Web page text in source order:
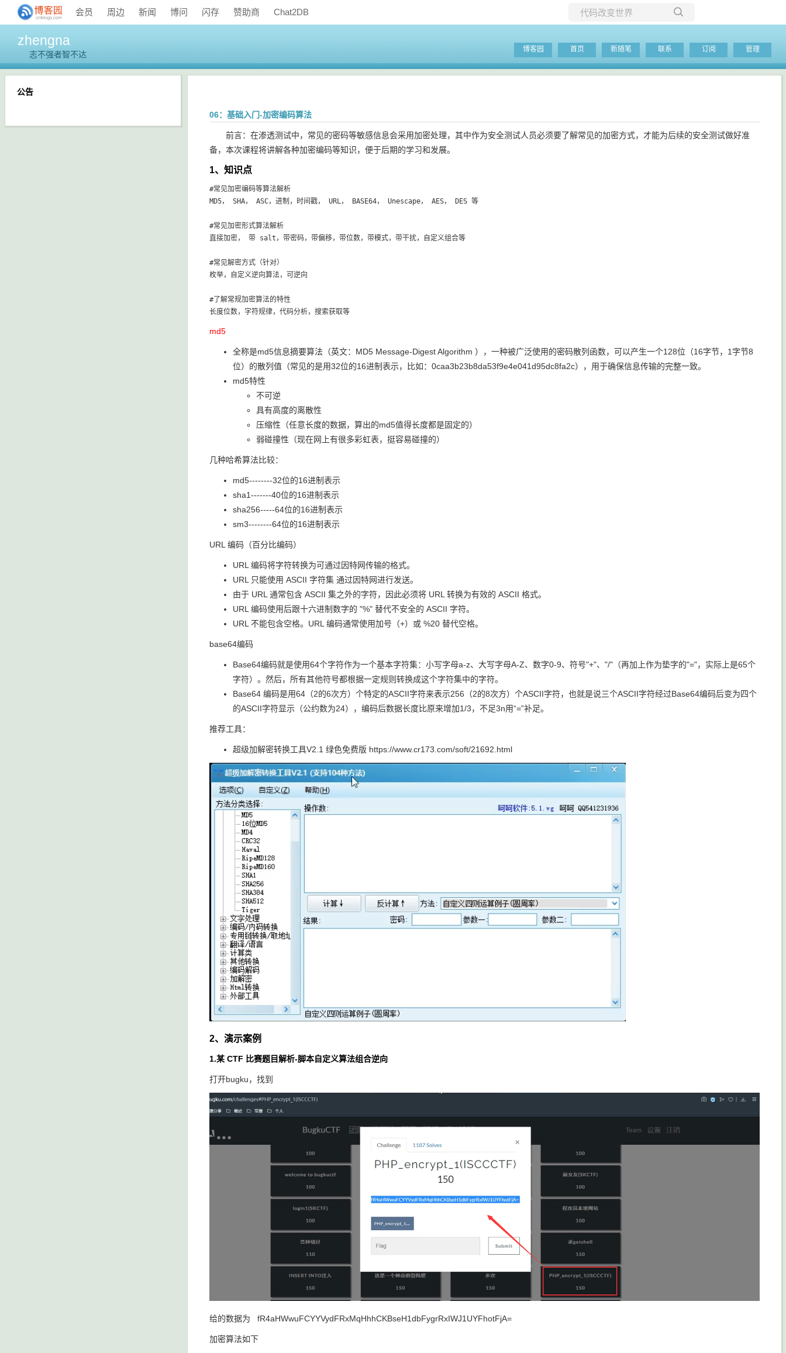
会员 周边 新闻 博问 闪存 赞助商 Chat2DB
当前博客
zhengna
志不强者智不达
博客园 首页 新随笔 联系 订阅 管理
06：基础入门-加密编码算法
前言：在渗透测试中，常见的密码等敏感信息会采用加密处理，其中作为安全测试人员必须要了解常见的加密方式，才能为后续的安全测试做好准
备，本次课程将讲解各种加密编码等知识，便于后期的学习和发展。
1、知识点
#常见加密编码等算法解析
MD5， SHA， ASC，进制，时间戳， URL， BASE64， Unescape， AES， DES 等
#常见加密形式算法解析
直接加密， 带 salt，带密码，带偏移，带位数，带模式，带干扰，自定义组合等
#常见解密方式（针对）
枚举，自定义逆向算法，可逆向
#了解常规加密算法的特性
md5
全称是md5信息摘要算法（英文：MD5 Message-Digest Algorithm ），一种被广泛使用的密码散列函数，可以产生一个128位（16字节，1字节8
位）的散列值（常见的是用32位的16进制表示，比如：0caa3b23b8da53f9e4e041d95dc8fa2c），用于确保信息传输的完整一致。
md5特性
不可逆
具有高度的离散性
压缩性（任意长度的数据，算出的md5值得长度都是固定的）
弱碰撞性（现在网上有很多彩虹表，挺容易碰撞的）
几种哈希算法比较：
md5--------32位的16进制表示
sha1-------40位的16进制表示
sha256-----64位的16进制表示
sm3--------64位的16进制表示
URL 编码（百分比编码）
URL 编码将字符转换为可通过因特网传输的格式。
URL 只能使用 ASCII 字符集 通过因特网进行发送。
由于 URL 通常包含 ASCII 集之外的字符，因此必须将 URL 转换为有效的 ASCII 格式。
URL 编码使用后跟十六进制数字的 "%" 替代不安全的 ASCII 字符。
URL 不能包含空格。URL 编码通常使用加号（+）或 %20 替代空格。
base64编码
Base64编码就是使用64个字符作为一个基本字符集：小写字母a-z、大写字母A-Z、数字0-9、符号"+"、"/"（再加上作为垫字的"="，实际上是65个
字符）。然后，所有其他符号都根据一定规则转换成这个字符集中的字符。
Base64 编码是用64（2的6次方）个特定的ASCII字符来表示256（2的8次方）个ASCII字符，也就是说三个ASCII字符经过Base64编码后变为四个
的ASCII字符显示（公约数为24），编码后数据长度比原来增加1/3，不足3n用“=”补足。
推荐工具：
超级加解密转换工具V2.1 绿色免费版 https://www.cr173.com/soft/21692.html
2、演示案例
1.某 CTF 比赛题目解析-脚本自定义算法组合逆向
打开bugku，找到
给的数据为 fR4aHWwuFCYYVydFRxMqHhhCKBseH1dbFygrRxIWJ1UYFhotFjA=
加密算法如下
公告